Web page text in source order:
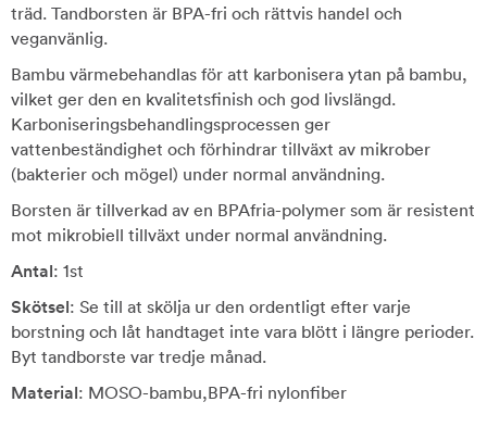
träd. Tandborsten är BPA-fri och rättvis handel och
veganvänlig.
Bambu värmebehandlas för att karbonisera ytan på bambu,
vilket ger den en kvalitetsfinish och god livslängd.
Karboniseringsbehandlingsprocessen ger
vattenbeständighet och förhindrar tillväxt av mikrober
(bakterier och mögel) under normal användning.
Borsten är tillverkad av en BPAfria-polymer som är resistent
mot mikrobiell tillväxt under normal användning.
Antal: 1st
Skötsel: Se till at skölja ur den ordentligt efter varje
borstning och låt handtaget inte vara blött i längre perioder.
Byt tandborste var tredje månad.
Material: MOSO-bambu,BPA-fri nylonfiber